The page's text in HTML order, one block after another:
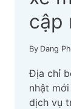
cập
By Dang
Địa chỉ
nhật
dịch vụ